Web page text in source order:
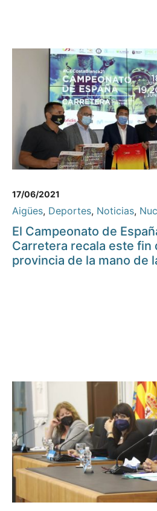
17/06/2021
Aigües, Deportes, Noticias,
El Campeonato de
Carretera recala este fin
provincia de la mano de